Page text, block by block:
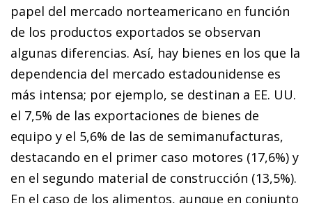
papel del mercado norteamericano en función
de los productos exportados se observan
algunas diferencias. Así, hay bienes en los que la
dependencia del mercado estadounidense es
más intensa; por ejemplo, se destinan a EE. UU.
el 7,5% de las exportaciones de bienes de
equipo y el 5,6% de las de semimanufacturas,
destacando en el primer caso motores (17,6%) y
en el segundo material de construcción (13,5%).
En el caso de los alimentos, aunque en conjunto